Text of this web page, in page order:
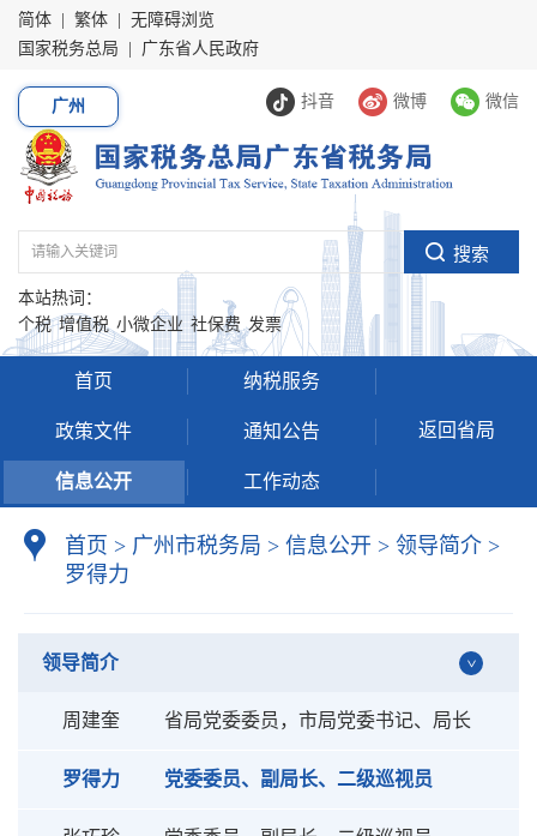
简体 繁体
无障碍浏览
国家税务总局
广东省人民政府
抖音 微博 微信
广州
本站热词：
个税 增值税 小微企业 社保费 发票
首页 纳税服务
政策文件 通知公告
信息公开 工作动态
返回省局
首页 > 广州市税务局 > 信息公开 > 领导简介 >
罗得力
领导简介
周建奎 省局党委委员，市局党委书记、局长
罗得力 党委委员、副局长、二级巡视员